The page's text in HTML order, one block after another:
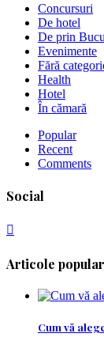
Concursuri
De hotel
De prin
Evenimente
Fără
Health
Hotel
În cămară
Popular
Recent
Comments
Social
Articole
Cum vă